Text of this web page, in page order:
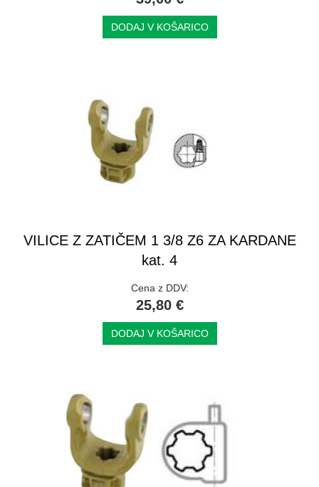
DODAJ V KOŠARICO
VILICE Z ZATIČEM 1 3/8 Z6 ZA KARDANE
kat. 4
Cena z DDV:
25,80 €
DODAJ V KOŠARICO